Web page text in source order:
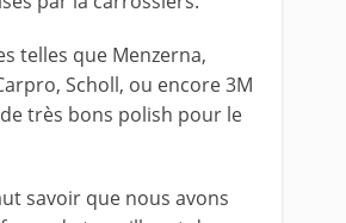
telles que Menzerna,
Scholl, ou encore 3M
très bons polish pour le
savoir que nous avons